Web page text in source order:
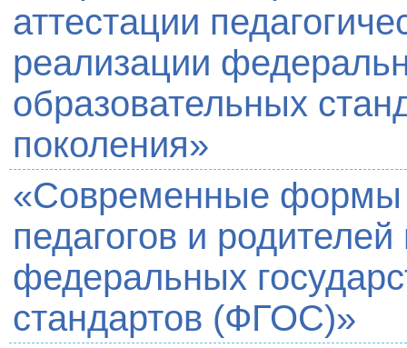
аттестации
реализации
образовательных
поколения»
«Современные формы
педагогов и
федеральных
стандартов (ФГОС)»